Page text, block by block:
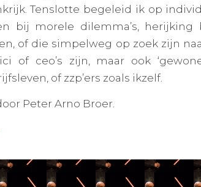
Tenslotte begeleid ik op
bij morele dilemma’s, herijking
of die simpelweg op zoek zijn
of ceo’s zijn, maar ook
of zzp’ers zoals ikzelf.
Peter Arno Broer.